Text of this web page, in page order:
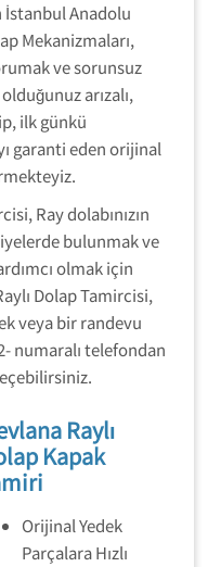
Anadolu
Mekanizmaları,
ve sorunsuz
arızalı,
ilk günkü
garanti eden orijinal
Ray dolabınızın
bulunmak ve
olmak için
Dolap Tamircisi,
veya bir randevu
numaralı telefondan
Raylı
Kapak
Orijinal Yedek
Parçalara Hızlı